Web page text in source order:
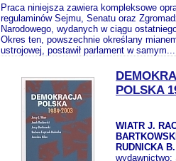
Praca niniejsza zawiera kompleksowe
regulaminów Sejmu, Senatu oraz
Narodowego, wydanych w ciągu
Okres ten, powszechnie określany
ustrojowej, postawił parlament w
POLSKA
WIATR J.
RUDNICKA
wydawnictwo: